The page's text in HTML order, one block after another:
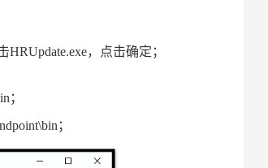
，点击确定；
；
；